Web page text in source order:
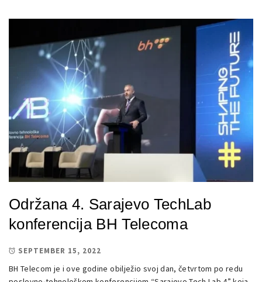
Održana 4. Sarajevo TechLab
konferencija BH Telecoma
SEPTEMBER 15, 2022
BH Telecom je i ove godine obilježio svoj dan, četvrtom po redu